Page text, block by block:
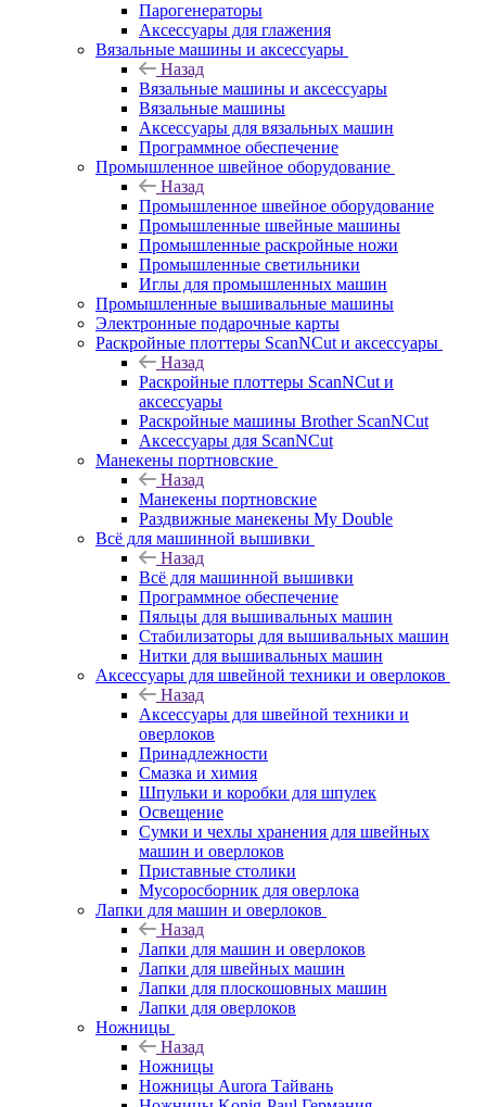
Парогенераторы
Аксессуары для глажения
Вязальные машины и аксессуары
Назад
Вязальные машины и аксессуары
Вязальные машины
Аксессуары для вязальных машин
Программное обеспечение
Промышленное швейное оборудование
Назад
Промышленное швейное оборудование
Промышленные швейные машины
Промышленные раскройные ножи
Промышленные светильники
Иглы для промышленных машин
Промышленные вышивальные машины
Электронные подарочные карты
Раскройные плоттеры ScanNCut и аксессуары
Назад
Раскройные плоттеры ScanNCut и
аксессуары
Раскройные машины Brother ScanNCut
Аксессуары для ScanNCut
Манекены портновские
Назад
Манекены портновские
Раздвижные манекены My Double
Всё для машинной вышивки
Назад
Всё для машинной вышивки
Программное обеспечение
Пяльцы для вышивальных машин
Стабилизаторы для вышивальных машин
Нитки для вышивальных машин
Аксессуары для швейной техники и оверлоков
Назад
Аксессуары для швейной техники и
оверлоков
Принадлежности
Смазка и химия
Шпульки и коробки для шпулек
Освещение
Сумки и чехлы хранения для швейных
машин и оверлоков
Приставные столики
Мусоросборник для оверлока
Лапки для машин и оверлоков
Назад
Лапки для машин и оверлоков
Лапки для швейных машин
Лапки для плоскошовных машин
Лапки для оверлоков
Ножницы
Назад
Ножницы
Ножницы Aurora Тайвань